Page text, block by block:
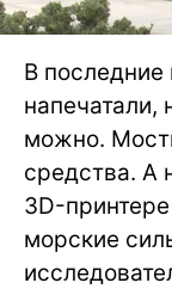
В последние
напечатали,
можно.
средства. А
3D-
морские